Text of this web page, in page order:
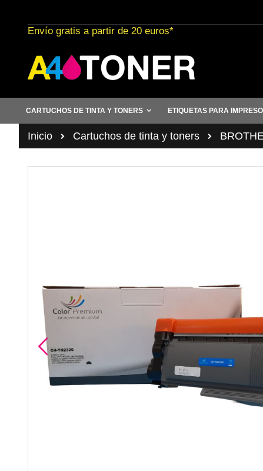
al
contenido
Envío gratis a partir de 20 euros*
CARTUCHOS DE TINTA Y TONERS ETIQUETAS PARA
Inicio Cartuchos de tinta y toners